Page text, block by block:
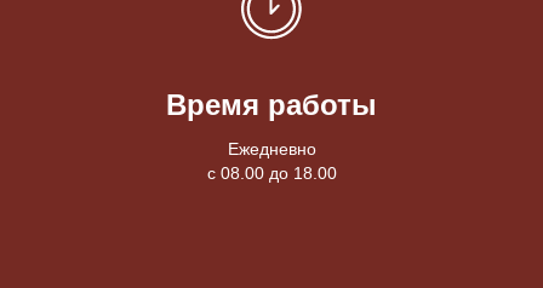
Время работы
Ежедневно
с 08.00 до 18.00